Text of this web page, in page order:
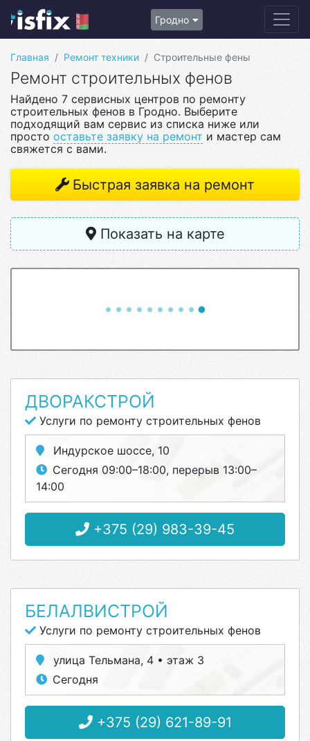
Гродно
Главная Ремонт техники Строительные фены
Ремонт строительных фенов
Найдено 7 сервисных центров по ремонту
строительных фенов в Гродно. Выберите
подходящий вам сервис из списка ниже или
просто оставьте заявку на ремонт и мастер сам
свяжется с вами.
Быстрая заявка на ремонт
Показать на карте
ДВОРАКСТРОЙ
Услуги по ремонту строительных фенов
Индурское шоссе, 10
Сегодня 09:00–18:00, перерыв 13:00–
14:00
+375 (29) 983-39-45
БЕЛАЛВИСТРОЙ
Услуги по ремонту строительных фенов
улица Тельмана, 4 • этаж 3
Сегодня
+375 (29) 621-89-91